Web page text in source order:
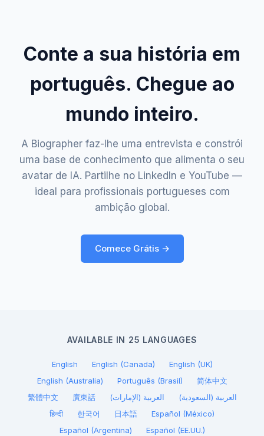
Conte a sua história em
português. Chegue ao
mundo inteiro.
A Biographer faz-lhe uma entrevista e constrói
uma base de conhecimento que alimenta o seu
avatar de IA. Partilhe no LinkedIn e YouTube —
ideal para profissionais portugueses com
ambição global.
Comece Grátis →
AVAILABLE IN 25 LANGUAGES
English English (Canada)
English (UK)
English (Australia)
Português (Brasil)
简体中文
繁體中文
廣東話 العربية (الإمارات)
العربية (السعودية)
हिन्दी
한국어 日本語
Español (México)
Español (Argentina)
Español (EE.UU.)